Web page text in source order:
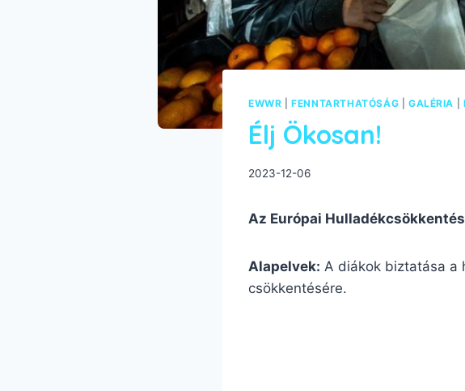
EWWR |FENNTARTHATÓSÁG GALÉRIA
Élj Ökosan!
2023-12-06
Az Európai
Alapelvek: A diákok biztatása a
csökkentésére.